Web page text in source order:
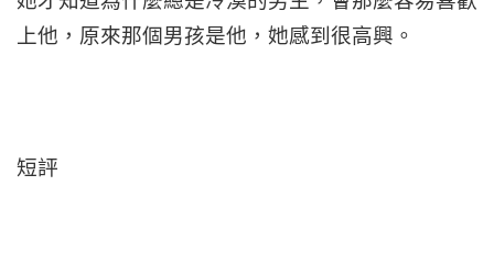
上他，原來那個男孩是他，她感到很高興。
短評